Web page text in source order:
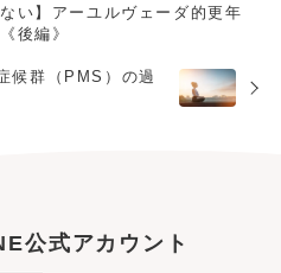
い】アーユルヴェーダ的更年
後編》
候群（PMS）の過
公式アカウント